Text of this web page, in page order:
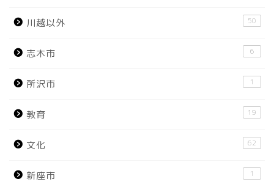
川越以外 50
志木市 6
所沢市 1
教育 19
文化 62
新座市 1